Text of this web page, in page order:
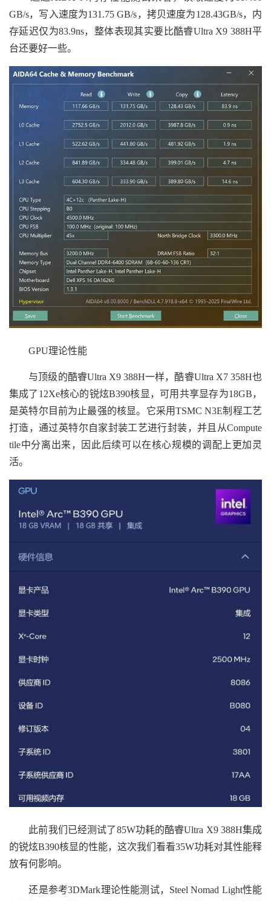
GB/s，写入速度为131.75 GB/s，拷贝速度为128.43GB/s，内
存延迟仅为83.9ns，整体表现其实要比酷睿Ultra X9 388H平
台还要好一些。
GPU理论性能
与顶级的酷睿Ultra X9 388H一样，酷睿Ultra X7 358H也
集成了12Xe核心的锐炫B390核显，可用共享显存为18GB，
是英特尔目前为止最强的核显。它采用TSMC N3E制程工艺
打造，通过英特尔自家封装工艺进行封装，并且从Compute
tile中分离出来，因此后续可以在核心规模的调配上更加灵
活。
此前我们已经测试了85W功耗的酷睿Ultra X9 388H集成
的锐炫B390核显的性能，这次我们看看35W功耗对其性能释
放有何影响。
还是参考3DMark理论性能测试，Steel Nomad Light性能